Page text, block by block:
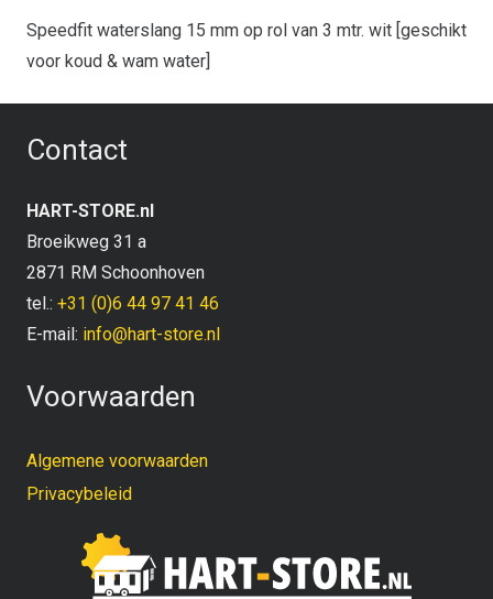
Speedfit waterslang 15 mm op rol van 3 mtr. wit [geschikt
voor koud & wam water]
Contact
HART-STORE.nl
Broeikweg 31 a
2871 RM Schoonhoven
tel.: +31 (0)6 44 97 41 46
E-mail: info@hart-store.nl
Voorwaarden
Algemene voorwaarden
Privacybeleid